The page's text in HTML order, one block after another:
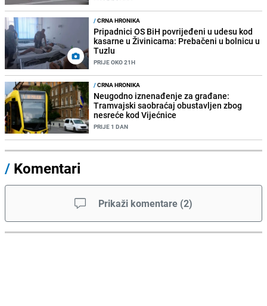
/CRNA HRONIKA
Pripadnici OS BiH povrijeđeni u udesu kod
kasarne u Živinicama: Prebačeni u bolnicu u
Tuzlu
PRIJE OKO 21H
/CRNA HRONIKA
Neugodno iznenađenje za građane:
Tramvajski saobraćaj obustavljen zbog
nesreće kod Vijećnice
PRIJE 1 DAN
/ Komentari
Prikaži komentare (2)